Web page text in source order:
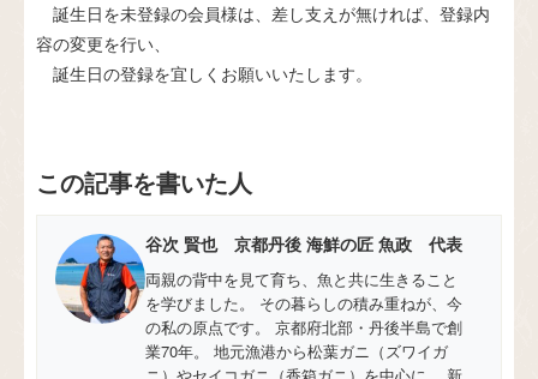
誕生日を未登録の会員様は、差し支えが無ければ、登録内
容の変更を行い、
誕生日の登録を宜しくお願いいたします。
この記事を書いた人
谷次 賢也 京都丹後 海鮮の匠 魚政 代表
両親の背中を見て育ち、魚と共に生きること
を学びました。 その暮らしの積み重ねが、今
の私の原点です。 京都府北部・丹後半島で創
業70年。 地元漁港から松葉ガニ（ズワイガ